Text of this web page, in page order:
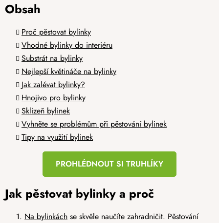
Obsah
Proč pěstovat bylinky
Vhodné bylinky do interiéru
Substrát na bylinky
Nejlepší květináče na bylinky
Jak zalévat bylinky?
Hnojivo pro bylinky
Sklizeň bylinek
Vyhněte se problémům při pěstování bylinek
Tipy na využití bylinek
PROHLÉDNOUT SI TRUHLÍKY
Jak pěstovat bylinky a proč
Na bylinkách se skvěle naučíte zahradničit. Pěstování